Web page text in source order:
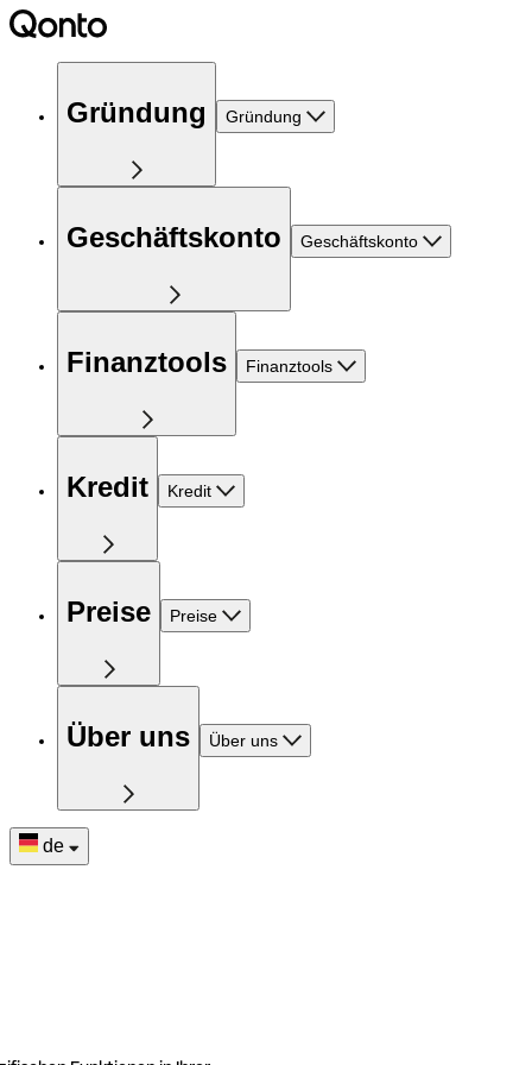
Gründung Gründung
Geschäftskonto Geschäftskonto
Finanztools Finanztools
Kredit Kredit
Preise Preise
Über uns Über uns
de